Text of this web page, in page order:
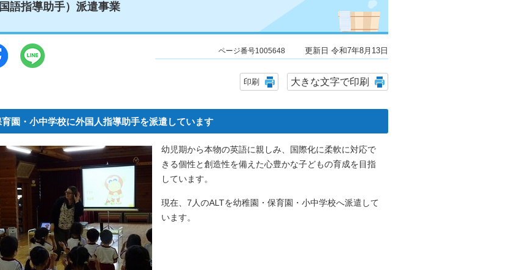
語指導助手）派遣事業
ページ番号1005648 更新日 令和7年8月13日
印刷 大きな文字で印刷
園・小中学校に外国人指導助手を派遣しています
幼児期から本物の英語に親しみ、国際化に柔軟に対応で
きる個性と創造性を備えた心豊かな子どもの育成を目指
しています。
現在、7人のALTを幼稚園・保育園・小中学校へ派遣して
います。